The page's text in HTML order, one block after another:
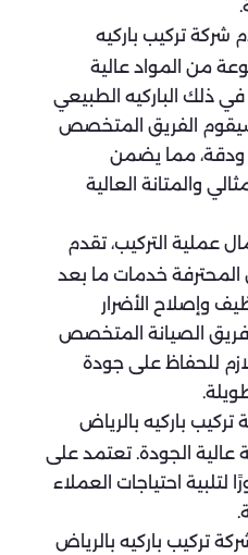
شركة تركيب باركيه
من المواد عالية
في ذلك الباركيه الطبيعي
الفريق المتخصص
ودقة، مما يضمن
والمتانة العالية
عملية التركيب، تقدم
المحترفة خدمات ما بعد
وإصلاح الأضرار
الصيانة المتخصص
للحفاظ على جودة
تركيب باركيه بالرياض
الجودة. تعتمد على
لتلبية احتياجات العملاء
تركيب باركيه بالرياض